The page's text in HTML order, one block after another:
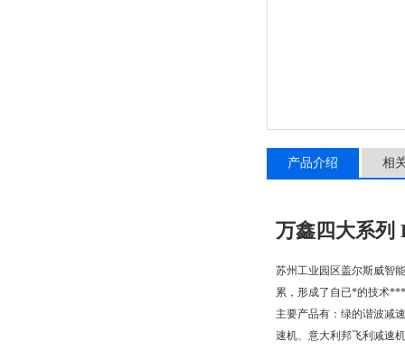
产品介绍 相
万鑫四大系列
苏州工业园区盖尔斯威智
累，形成了自已*的技术
主要产品有：绿的谐波减
速机、意大利邦飞利减速